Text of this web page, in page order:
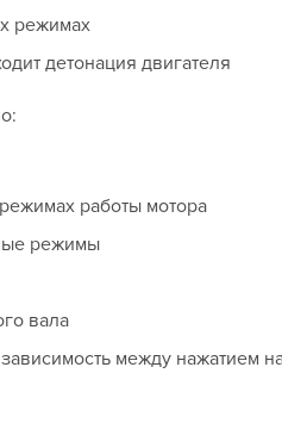
режимах
детонация двигателя
работы мотора
режимы
вала
между нажатием